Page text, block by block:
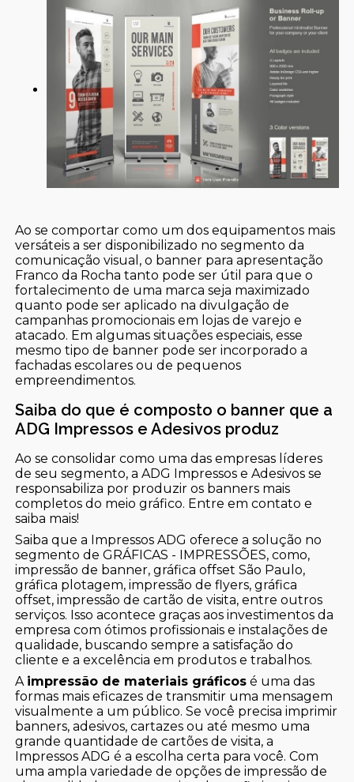
Ao se comportar como um dos equipamentos mais
versáteis a ser disponibilizado no segmento da
comunicação visual, o banner para apresentação
Franco da Rocha tanto pode ser útil para que o
fortalecimento de uma marca seja maximizado
quanto pode ser aplicado na divulgação de
campanhas promocionais em lojas de varejo e
atacado. Em algumas situações especiais, esse
mesmo tipo de banner pode ser incorporado a
fachadas escolares ou de pequenos
empreendimentos.
Saiba do que é composto o banner que a
ADG Impressos e Adesivos produz
Ao se consolidar como uma das empresas líderes
de seu segmento, a ADG Impressos e Adesivos se
responsabiliza por produzir os banners mais
completos do meio gráfico. Entre em contato e
saiba mais!
Saiba que a Impressos ADG oferece a solução no
segmento de GRÁFICAS - IMPRESSÕES, como,
impressão de banner, gráfica offset São Paulo,
gráfica plotagem, impressão de flyers, gráfica
offset, impressão de cartão de visita, entre outros
serviços. Isso acontece graças aos investimentos da
empresa com ótimos profissionais e instalações de
qualidade, buscando sempre a satisfação do
cliente e a excelência em produtos e trabalhos.
A impressão de materiais gráficos é uma das
formas mais eficazes de transmitir uma mensagem
visualmente a um público. Se você precisa imprimir
banners, adesivos, cartazes ou até mesmo uma
grande quantidade de cartões de visita, a
Impressos ADG é a escolha certa para você. Com
uma ampla variedade de opções de impressão de